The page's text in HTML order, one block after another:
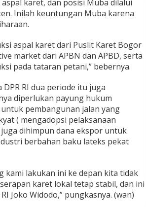
karet, dan posisi Muba dilalui
Inilah keuntungan Muba karena
aspal karet dari Puslit Karet Bogor
market dari APBN dan APBD, serta
pada tataran petani,” bebernya.
RI dua periode itu juga
diperlukan payung hukum
pembangunan jalan yang
( mengadopsi pelaksanaan
dihimpun dana ekspor untuk
berbahan baku lateks pekat
kami lakukan ini ke depan kita tidak
karet lokal tetap stabil, dan ini
Joko Widodo,” pungkasnya. (wan)